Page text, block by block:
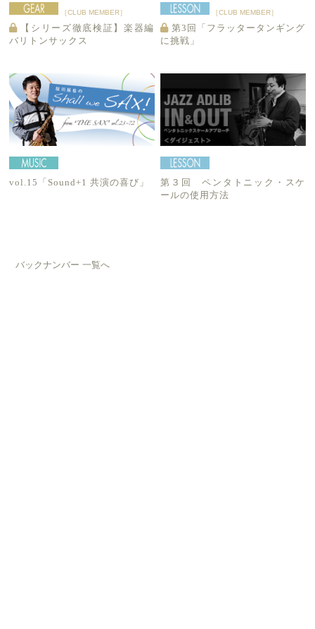
［CLUB MEMBER］
【シリーズ徹底検証】楽器編
バリトンサックス
［CLUB MEMBER］
第3回「フラッタータンギング
に挑戦」
vol.15「Sound+1 共演の喜び」
第３回 ペンタトニック・スケ
ールの使用方法
バックナンバー 一覧へ